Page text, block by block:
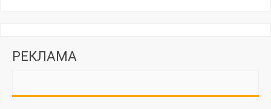
РЕКЛАМА